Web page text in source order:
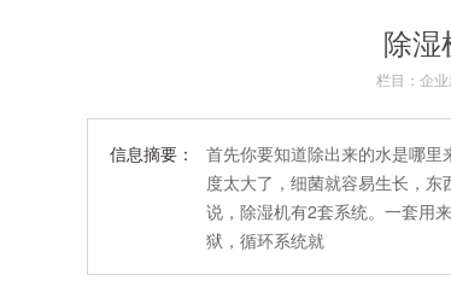
除湿
栏目： 企
信息摘要：
首先你要知道除出来的水是哪里
度太大了，细菌就容易生长，
说，除湿机有2套系统。一套用
狱，循环系统就